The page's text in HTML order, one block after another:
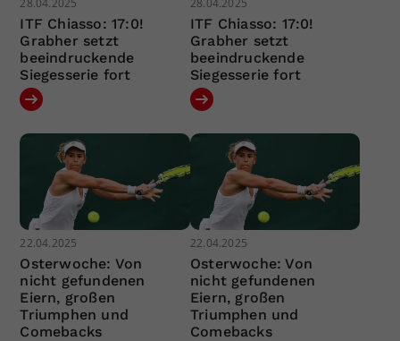
28.04.2025
ITF Chiasso: 17:0!
Grabher setzt
beeindruckende
Siegesserie fort
28.04.2025
ITF Chiasso: 17:0!
Grabher setzt
beeindruckende
Siegesserie fort
22.04.2025
Osterwoche: Von
nicht gefundenen
Eiern, großen
Triumphen und
Comebacks
22.04.2025
Osterwoche: Von
nicht gefundenen
Eiern, großen
Triumphen und
Comebacks